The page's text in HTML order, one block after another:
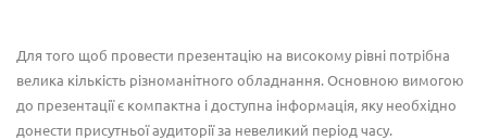
Для того щоб провести презентацію на високому рівні потрібна
велика кількість різноманітного обладнання. Основною вимогою
до презентації є компактна і доступна інформація, яку необхідно
донести присутньої аудиторії за невеликий період часу.